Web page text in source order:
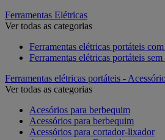
Ferramentas Elétricas
Ver todas as categorias
Ferramentas elétricas portáteis
Ferramentas elétricas portáteis
Ferramentas elétricas portáteis -
Ver todas as categorias
Acesórios para berbequim
Acessórios para berbequim
Acessórios para cortador-lixador